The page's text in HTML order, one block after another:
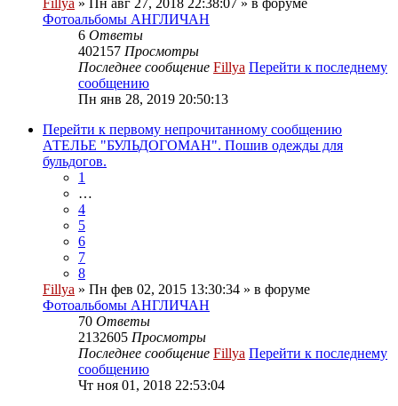
Фотоальбомы АНГЛИЧАН
6 Ответы
402157 Просмотры
Последнее сообщение Fillya Перейти к последнему
сообщению
Пн янв 28, 2019 20:50:13
Перейти к первому непрочитанному сообщению
АТЕЛЬЕ "БУЛЬДОГОМАН". Пошив одежды для
бульдогов.
1
…
4
5
6
7
8
Fillya » Пн фев 02, 2015 13:30:34 » в форуме
Фотоальбомы АНГЛИЧАН
70 Ответы
2132605 Просмотры
Последнее сообщение Fillya Перейти к последнему
сообщению
Чт ноя 01, 2018 22:53:04